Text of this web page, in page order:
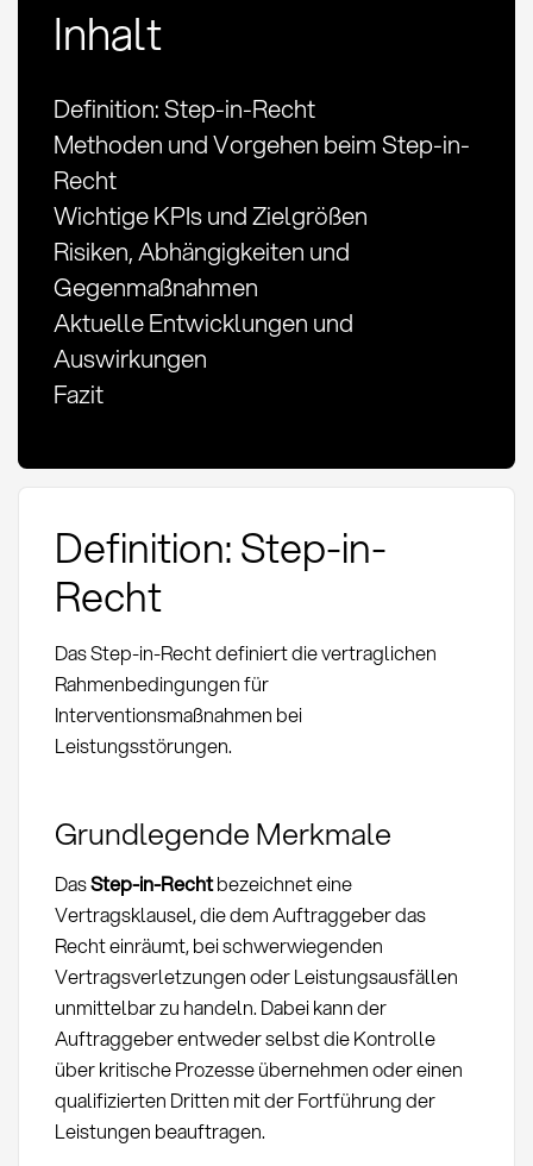
Inhalt
Definition: Step-in-Recht
Methoden und Vorgehen beim Step-in-
Recht
Wichtige KPIs und Zielgrößen
Risiken, Abhängigkeiten und
Gegenmaßnahmen
Aktuelle Entwicklungen und
Auswirkungen
Fazit
Definition: Step-in-
Recht
Das Step-in-Recht definiert die vertraglichen
Rahmenbedingungen für
Interventionsmaßnahmen bei
Leistungsstörungen.
Grundlegende Merkmale
DasStep-in-Rechtbezeichnet eine
Vertragsklausel, die dem Auftraggeber das
Recht einräumt, bei schwerwiegenden
Vertragsverletzungen oder Leistungsausfällen
unmittelbar zu handeln. Dabei kann der
Auftraggeber entweder selbst die Kontrolle
über kritische Prozesse übernehmen oder einen
qualifizierten Dritten mit der Fortführung der
Leistungen beauftragen.